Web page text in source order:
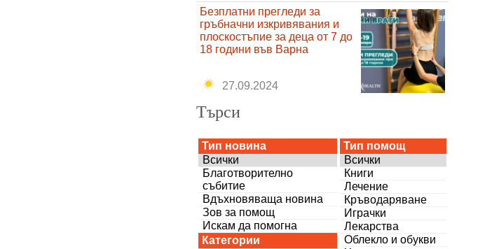
Безплатни прегледи за
гръбначни изкривявания и
плоскостъпие за деца от 7 до
18 години във Варна
27.09.2024
Търси
Тип новина
Всички
Благотворително
събитие
Вдъхновяваща новина
Зов за помощ
Искам да помогна
Категории
Тип помощ
Всички
Книги
Лечение
Кръводаряване
Играчки
Лекарства
Облекло и обукви